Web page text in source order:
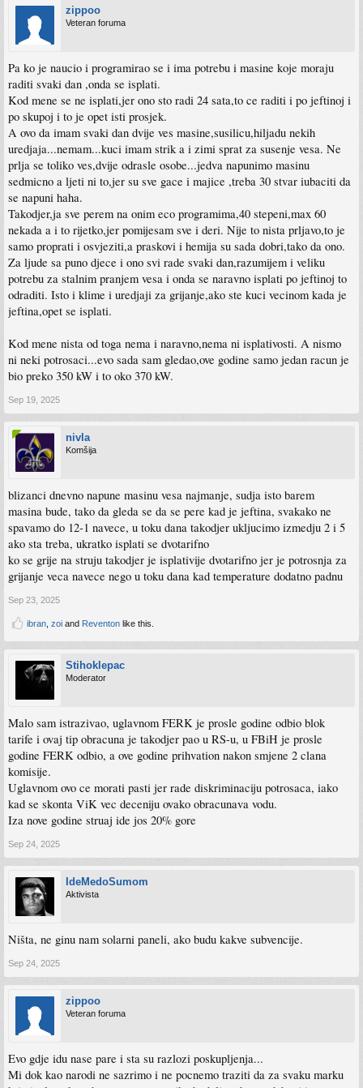
zippoo
Veteran foruma
Pa ko je naucio i programirao se i ima potrebu i masine koje moraju
raditi svaki dan ,onda se isplati.
Kod mene se ne isplati,jer ono sto radi 24 sata,to ce raditi i po jeftinoj i
po skupoj i to je opet isti prosjek.
A ovo da imam svaki dan dvije ves masine,susilicu,hiljadu nekih
uredjaja...nemam...kuci imam strik a i zimi sprat za susenje vesa. Ne
prlja se toliko ves,dvije odrasle osobe...jedva napunimo masinu
sedmicno a ljeti ni to,jer su sve gace i majice ,treba 30 stvar iubaciti da
se napuni haha.
Takodjer,ja sve perem na onim eco programima,40 stepeni,max 60
nekada a i to rijetko,jer pomijesam sve i deri. Nije to nista prljavo,to je
samo proprati i osvjeziti,a praskovi i hemija su sada dobri,tako da ono.
Za ljude sa puno djece i ono svi rade svaki dan,razumijem i veliku
potrebu za stalnim pranjem vesa i onda se naravno isplati po jeftinoj to
odraditi. Isto i klime i uredjaji za grijanje,ako ste kuci vecinom kada je
jeftina,opet se isplati.
Kod mene nista od toga nema i naravno,nema ni isplativosti. A nismo
ni neki potrosaci...evo sada sam gledao,ove godine samo jedan racun je
bio preko 350 kW i to oko 370 kW.
Sep 19, 2025
nivla
Komšija
blizanci dnevno napune masinu vesa najmanje, sudja isto barem
masina bude, tako da gleda se da se pere kad je jeftina, svakako ne
spavamo do 12-1 navece, u toku dana takodjer ukljucimo izmedju 2 i 5
ako sta treba, ukratko isplati se dvotarifno
ko se grije na struju takodjer je isplativije dvotarifno jer je potrosnja za
grijanje veca navece nego u toku dana kad temperature dodatno padnu
Sep 23, 2025
ibran zoi and Reventon like this.
Stihoklepac
Moderator
Malo sam istrazivao, uglavnom FERK je prosle godine odbio blok
tarife i ovaj tip obracuna je takodjer pao u RS-u, u FBiH je prosle
godine FERK odbio, a ove godine prihvation nakon smjene 2 clana
komisije.
Uglavnom ovo ce morati pasti jer rade diskriminaciju potrosaca, iako
kad se skonta ViK vec deceniju ovako obracunava vodu.
Iza nove godine struaj ide jos 20% gore
Sep 24, 2025
IdeMedoSumom
Aktivista
Ništa, ne ginu nam solarni paneli, ako budu kakve subvencije.
Sep 24, 2025
zippoo
Veteran foruma
Evo gdje idu nase pare i sta su razlozi poskupljenja...
Mi dok kao narodi ne sazrimo i ne pocnemo traziti da za svaku marku